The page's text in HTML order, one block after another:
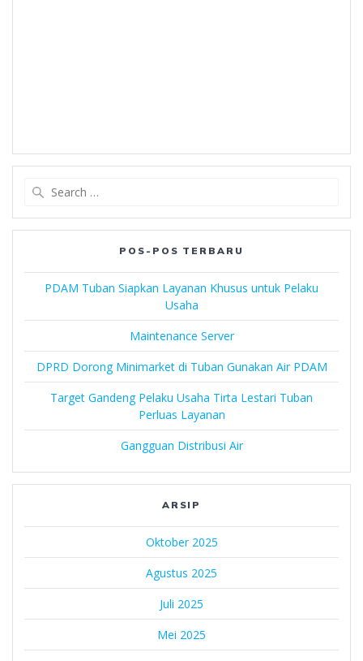
POS-POS TERBARU
PDAM Tuban Siapkan Layanan Khusus untuk Pelaku
Usaha
Maintenance Server
DPRD Dorong Minimarket di Tuban Gunakan Air PDAM
Target Gandeng Pelaku Usaha Tirta Lestari Tuban
Perluas Layanan
Gangguan Distribusi Air
ARSIP
Oktober 2025
Agustus 2025
Juli 2025
Mei 2025